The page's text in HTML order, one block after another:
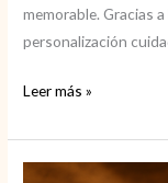
memorable. Gracias
personalización
Bombones
para
cualquier
Leer más »